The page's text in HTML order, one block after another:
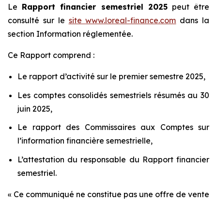
Le Rapport financier semestriel 2025peut être
consulté sur le sitewww.loreal-finance.com dans la
section Information réglementée.
Ce Rapport comprend :
Le rapport d’activité sur le premier semestre 2025,
Les comptes consolidés semestriels résumés au 30
juin 2025,
Le rapport des Commissaires aux Comptes sur
l’information financière semestrielle,
L’attestation du responsable du Rapport financier
semestriel.
« Ce communiqué ne constitue pas une offre de vente